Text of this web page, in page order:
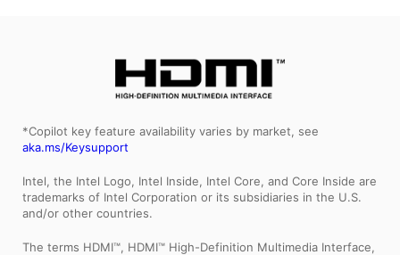
*Copilot key feature availability varies by market, see
aka.ms/Keysupport
Intel, the Intel Logo, Intel Inside, Intel Core, and Core Inside are
trademarks of Intel Corporation or its subsidiaries in the U.S.
and/or other countries.
The terms HDMI™, HDMI™ High-Definition Multimedia Interface,